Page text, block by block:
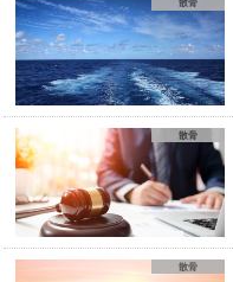
散骨
散骨
散骨